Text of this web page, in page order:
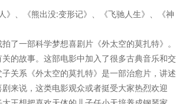
》、《熊出没:变形记》、《飞驰人生》、《神
了一部科学梦想喜剧片《外太空的莫扎特》。
的故事。这部电影中加入了很多古典音乐和交
关系《外太空的莫扎特》是一部治愈片，讲述
来说，这类电影观众或者挺受大家热烈欢迎